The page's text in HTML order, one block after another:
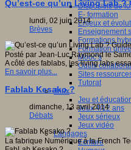
Dispositifs de
E- formation
Enjeux et
Enseignement
Formations
Formation
Mooc’s
Outils
Sites
Tutorat
Jeux
Jeu et
Jeux 4/12 ans
Jeux sérieux
Jeux vidéo
Langages
Ecriture
Qu’est-ce qu’un Living Lab
lundi, 02 juin 2014
Brèves
Posté par Jean-Luc Raymond le
A côté des fablabs, les living labs
En savoir plus...
Fablab Kesako ?
dimanche, 13 avril 2014
Débats
La fabrique Numérique à la French